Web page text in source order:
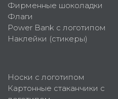
Фирменные шоколадки
Флаги
Power Bank с логотипом
Наклейки (стикеры)
Носки с логотипом
Картонные стаканчики с